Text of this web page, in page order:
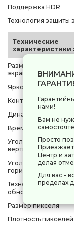
Поддержка HDR
Технология защиты
Технические
характеристики
Размер видимой
экрана
Яркость
Контрастность
Динамическая
Время отклика
Угол обзора по
вертикали(градус)
Угол обзора по
горизонтали(градус)
Технология
обновления экрана
Размер пикселя
Плотность пикселей
нами!
Вам не
Просто
Приезжает
Центр и
делая
Для вас -
пределах